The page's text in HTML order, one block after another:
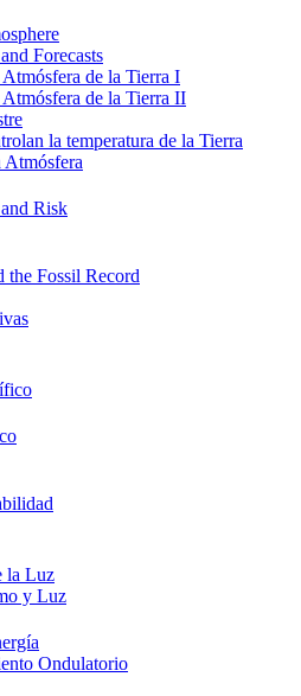
Forecasts
de la Tierra I
de la Tierra II
la temperatura de la Tierra
Risk
the Fossil Record
la Luz
y Luz
Ondulatorio